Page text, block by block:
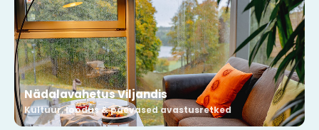
Nädalavahetus Viljandis
Kultuur, loodus & päevased avastusretked